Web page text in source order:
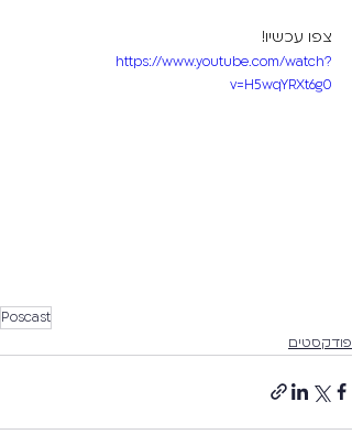
צפו עכשיו!
https://www.youtube.com/watch?
v=H5wqYRXt6g0
Poscast
פודקסטים